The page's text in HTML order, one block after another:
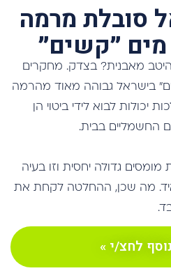
סובלת מרמה
״קשים״
מאבנית? בצדק. מחקרים
בישראל גבוהה מאוד מהרמה
לבוא לידי ביטוי הן
החשמליים בבית.
גדולה יחסית וזו בעיה
מה שכן, ההחלטה לקחת את
לחצ/י »